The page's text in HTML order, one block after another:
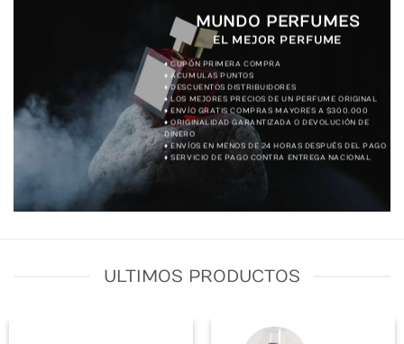
MUNDO PERFUMES
EL MEJOR PERFUME
♦ CUPÓN PRIMERA COMPRA
♦ ACUMULAS PUNTOS
♦ DESCUENTOS DISTRIBUIDORES
♦ LOS MEJORES PRECIOS DE UN PERFUME ORIGINAL
♦ ENVÍO GRATIS COMPRAS MAYORES A $300.000
♦ ORIGINALIDAD GARANTIZADA O DEVOLUCIÓN DE
DINERO
♦ ENVÍOS EN MENOS DE 24 HORAS DESPUÉS DEL PAGO
♦ SERVICIO DE PAGO CONTRA ENTREGA NACIONAL
ULTIMOS PRODUCTOS